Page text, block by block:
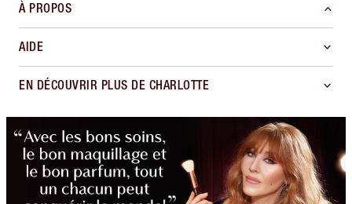
À PROPOS
AIDE
EN DÉCOUVRIR PLUS DE CHARLOTTE